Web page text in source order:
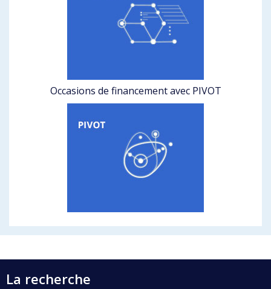
Occasions de financement avec PIVOT
La recherche